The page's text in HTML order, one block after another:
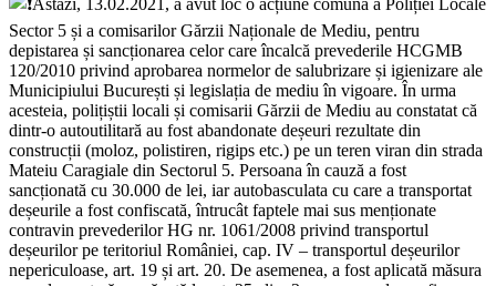
Astăzi, 13.02.2021, a avut loc o acțiune comună a Poliției Locale
Sector 5 și a comisarilor Gărzii Naționale de Mediu, pentru
depistarea și sancționarea celor care încalcă prevederile HCGMB
120/2010 privind aprobarea normelor de salubrizare și igienizare ale
Municipiului București și legislația de mediu în vigoare. În urma
acesteia, polițiștii locali și comisarii Gărzii de Mediu au constatat că
dintr-o autoutilitară au fost abandonate deșeuri rezultate din
construcții (moloz, polistiren, rigips etc.) pe un teren viran din strada
Mateiu Caragiale din Sectorul 5. Persoana în cauză a fost
sancționată cu 30.000 de lei, iar autobasculata cu care a transportat
deșeurile a fost confiscată, întrucât faptele mai sus menționate
contravin prevederilor HG nr. 1061/2008 privind transportul
deșeurilor pe teritoriul României, cap. IV – transportul deșeurilor
nepericuloase, art. 19 și art. 20. De asemenea, a fost aplicată măsura